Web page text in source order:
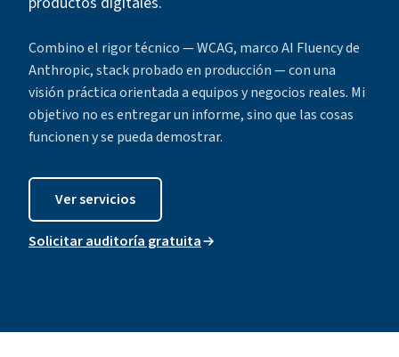
Combino el rigor técnico — WCAG, marco AI Fluency de
Anthropic, stack probado en producción — con una
visión práctica orientada a equipos y negocios reales. Mi
objetivo no es entregar un informe, sino que las cosas
funcionen y se pueda demostrar.
Ver servicios
Solicitar auditoría gratuita